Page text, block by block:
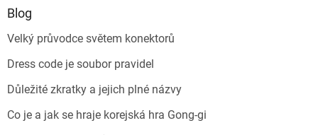
Blog
Velký průvodce světem konektorů
Dress code je soubor pravidel
Důležité zkratky a jejich plné názvy
Co je a jak se hraje korejská hra Gong-gi